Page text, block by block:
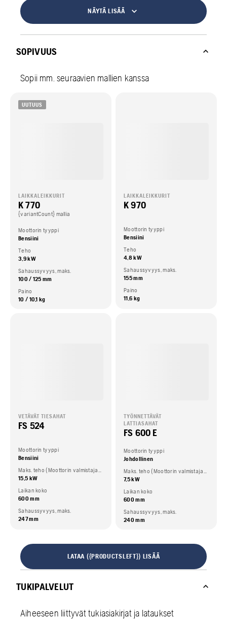
NÄYTÄ LISÄÄ
SOPIVUUS
Sopii mm. seuraavien mallien kanssa
UUTUUS
LAIKKALEIKKURIT
K 770
{variantCount} mallia
Moottorin tyyppi
Bensiini
Teho
3,9 kW
Sahaussyvyys, maks.
100 / 125 mm
Paino
10 / 10,1 kg
LAIKKALEIKKURIT
K 970
Moottorin tyyppi
Bensiini
Teho
4,8 kW
Sahaussyvyys, maks.
155 mm
Paino
11,6 kg
VETÄVÄT TIESAHAT
FS 524
Moottorin tyyppi
Bensiini
Maks. teho (Moottorin valmistajan ilmoittama)
15,5 kW
Laikan koko
600 mm
Sahaussyvyys, maks.
247 mm
TYÖNNETTÄVÄT
LATTIASAHAT
FS 600 E
Moottorin tyyppi
Johdollinen
Maks. teho (Moottorin valmistajan ilmoittama)
7,5 kW
Laikan koko
600 mm
Sahaussyvyys, maks.
240 mm
LATAA ({PRODUCTSLEFT}) LISÄÄ
TUKIPALVELUT
Aiheeseen liittyvät tukiasiakirjat ja lataukset